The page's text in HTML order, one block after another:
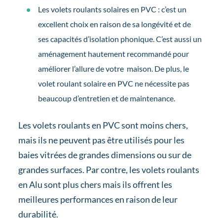
Les volets roulants solaires en PVC : c’est un
excellent choix en raison de sa longévité et de
ses capacités d’isolation phonique. C’est aussi un
aménagement hautement recommandé pour
améliorer l’allure de votre maison. De plus, le
volet roulant solaire en PVC ne nécessite pas
beaucoup d’entretien et de maintenance.
Les volets roulants en PVC sont moins chers,
mais ils ne peuvent pas être utilisés pour les
baies vitrées de grandes dimensions ou sur de
grandes surfaces. Par contre, les volets roulants
en Alu sont plus chers mais ils offrent les
meilleures performances en raison de leur
durabilité.